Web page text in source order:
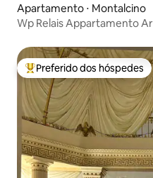
Apartamento ⋅ Montalcino
Wp Relais Appartamento
Entre os melhores
Preferido dos hóspedes